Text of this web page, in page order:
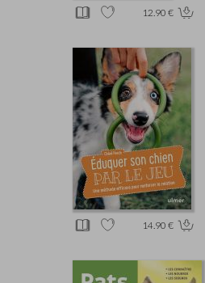
12.90 €
14.90 €